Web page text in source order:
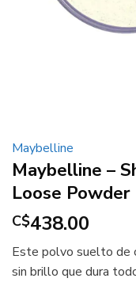
Maybelline
Maybelline –
Loose Powder
C$438.00
Este polvo suelto de
sin brillo que dura